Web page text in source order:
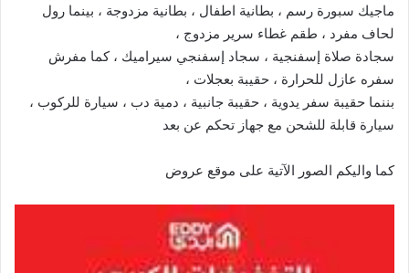
ماجيك سبورة رسم ، بطانية اطفال ، بطانية مزدوجة ، بينما رول
لحاف مفرد ، طقم غطاء سرير مزدوج ،
سجادة صلاة إسفنجية ، سجاد إسفنجي سيراميك ، كما مفرش
سفره عازل للحرارة ، حقيبة بعجلات ،
بننما حقيبة سفر يدوية ، حقيبة جانبية ، دمية دب ، سيارة للركوب ،
سيارة قابلة للشحن مع جهاز تحكم عن بعد
كما واليكم الصور الآتية على موقع عروض